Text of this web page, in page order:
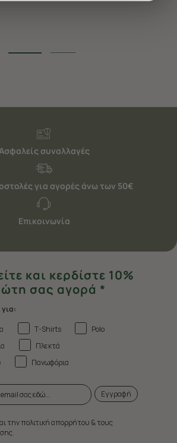
να μάθετε περισσότερα
συναλλαγές
για αγορές άνω των 50€
Επικοινωνία
και κερδίστε 10%
σας αγορά *
T-Shirts
Polo
Πλεκτά
Πανωφόρια
Εγγραφή
την πολιτική απορρήτου & τους